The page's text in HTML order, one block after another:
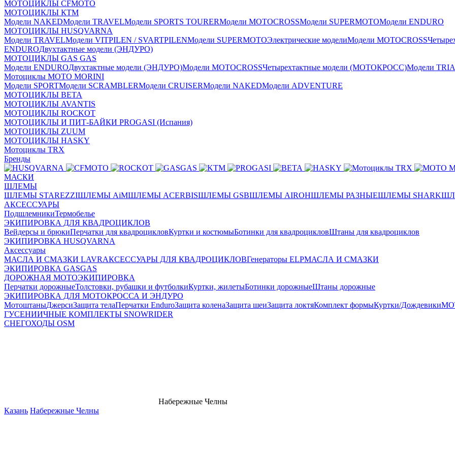
МОТОЦИКЛЫ CFMOTO
МОТОЦИКЛЫ КТМ
Модели NAKEDМодели TRAVELМодели SPORTS TOURERМодели MOTOCROSSМодели SUPERMOTOМодели ENDURO
МОТОЦИКЛЫ HUSQVARNA
Модели TRAVELМодели VITPILEN / SVARTPILENМодели SUPERMOTOЭлектрические моделиМодели MOTOCROSS
ENDUROДвухтактные модели (ЭНДУРО)
МОТОЦИКЛЫ GAS GAS
Модели ENDUROДвухтактные модели (ЭНДУРО)Модели MOTOCROSSЧетырехтактные модели (МОТОКРОСС)Модели
Мотоциклы MOTO MORINI
Модели SPORTМодели SCRAMBLERМодели CRUISERМодели NAKEDМодели ADVENTURE
МОТОЦИКЛЫ BETA
МОТОЦИКЛЫ AVANTIS
МОТОЦИКЛЫ ROCKOT
МОТОЦИКЛЫ И ПИТ-БАЙКИ PROGASI (Испания)
МОТОЦИКЛЫ ZUUM
МОТОЦИКЛЫ HASKY
Мотоциклы TRX
Бренды
МАСКИ
ШЛЕМЫ
ШЛЕМЫ STAREZZIШЛЕМЫ AiMШЛЕМЫ ACERBISШЛЕМЫ GSBШЛЕМЫ AIROHШЛЕМЫ РАЗНЫЕШЛЕМЫ SHARK
АКСЕССУАРЫ
ПодшлемникиТермобелье
ЭКИПИРОВКА ДЛЯ КВАДРОЦИКЛОВ
Вейдерсы и брюкиПерчатки для квадроцикловКуртки и костюмыБотинки для квадроцикловШтаны для квадроциклов
ЭКИПИРОВКА HUSQVARNA
Аксессуары
МАСЛА И СМАЗКИ LAVRАКСЕССУАРЫ ДЛЯ КВАДРОЦИКЛОВГенераторы ELPМАСЛА И СМАЗКИ
ЭКИПИРОВКА GASGAS
ДОРОЖНАЯ МОТОЭКИПИРОВКА
Перчатки дорожныеТолстовки, рубашки и футболкиКуртки, жилетыБотинки дорожныеШтаны дорожные
ЭКИПИРОВКА ДЛЯ МОТОКРОССА И ЭНДУРО
МотоштаныДжерсиЗащита телаПерчатки EnduroЗащита коленаЗащита шеиЗащита локтяКомплект формыКуртки/Дождевики
ГУСЕНИИЧНЫЕ КОМПЛЕКТЫ SNOWRIDER
СНЕГОХОДЫ OSM
Набережные Челны
Казань Набережные Челны